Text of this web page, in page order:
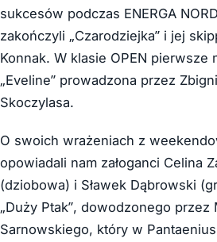
sukcesów podczas ENERGA
zakończyli „Czarodziejka” i jej
Konnak. W klasie OPEN pierwsze
„Eveline” prowadzona przez
Skoczylasa.
O swoich wrażeniach z
opowiadali nam załoganci Celina
(dziobowa) i Sławek Dąbrowski
„Duży Ptak”, dowodzonego przez
Sarnowskiego, który w Pantaenius